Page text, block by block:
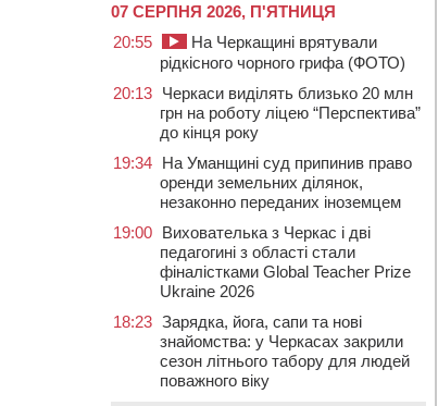
07 СЕРПНЯ 2026, П'ЯТНИЦЯ
20:55
На Черкащині врятували
рідкісного чорного грифа (ФОТО)
20:13 Черкаси виділять близько 20 млн
грн на роботу ліцею “Перспектива”
до кінця року
19:34 На Уманщині суд припинив право
оренди земельних ділянок,
незаконно переданих іноземцем
19:00 Вихователька з Черкас і дві
педагогині з області стали
фіналістками Global Teacher Prize
Ukraine 2026
18:23 Зарядка, йога, сапи та нові
знайомства: у Черкасах закрили
сезон літнього табору для людей
поважного віку